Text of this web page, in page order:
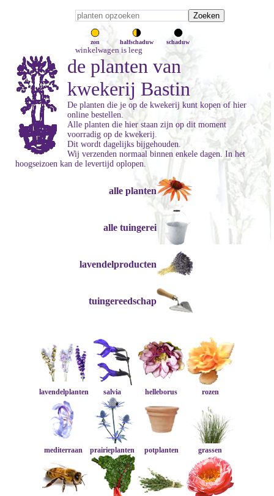
zon halfschaduw schaduw
winkelwagen is leeg
de planten van
kwekerij Bastin
De planten die je op de kwekerij kunt kopen of hier
online bestellen.
Alle planten die hier staan zijn op dit moment
voorradig op de kwekerij.
Dit wordt dagelijks bijgehouden.
Wij verzenden normaal binnen enkele dagen. In het
hoogseizoen kan de levertijd oplopen.
alle planten
alle tuingerei
lavendelproducten
tuingereedschap
lavendelplanten salvia helleborus rozen
mediterraan prairieplanten potplanten grassen